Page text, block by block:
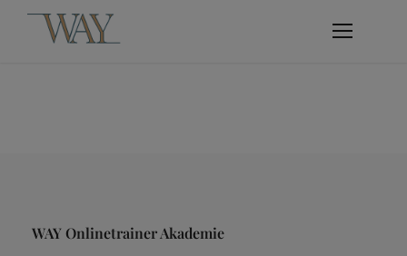
WAY Onlinetrainer Akademie